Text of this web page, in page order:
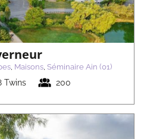
, Maisons, Séminaire Ain (01)
Twins 200